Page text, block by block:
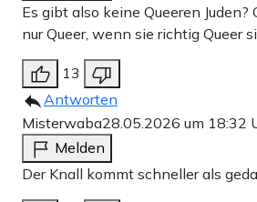
Es gibt also keine Queeren Juden?
nur Queer, wenn sie richtig Queer
13
Antworten
Misterwaba28.05.2026 um 18:32
Melden
Der Knall kommt schneller als